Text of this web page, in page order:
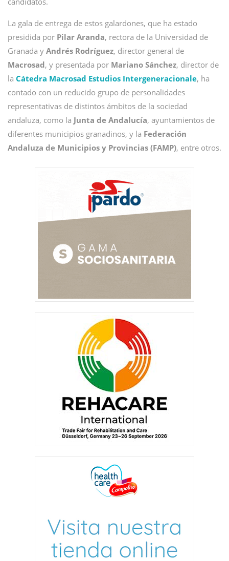
La gala de entrega de estos galardones, que ha estado
presidida por Pilar Aranda, rectora de la Universidad de
Granada y Andrés Rodríguez, director general de
Macrosad, y presentada por Mariano Sánchez, director de
la Cátedra Macrosad Estudios Intergeneracionale, ha
contado con un reducido grupo de personalidades
representativas de distintos ámbitos de la sociedad
andaluza, como la Junta de Andalucía, ayuntamientos de
diferentes municipios granadinos, y la Federación
Andaluza de Municipios y Provincias (FAMP), entre otros.